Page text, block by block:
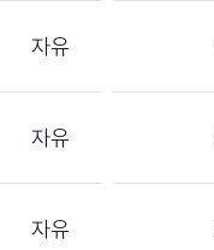
자유
자유
자유